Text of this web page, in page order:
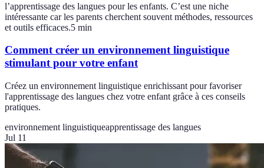
l’apprentissage des langues pour les enfants. C’est une niche
intéressante car les parents cherchent souvent méthodes, ressources
et outils efficaces.5 min
Comment créer un environnement linguistique
stimulant pour votre enfant
Créez un environnement linguistique enrichissant pour favoriser
l'apprentissage des langues chez votre enfant grâce à ces conseils
pratiques.
environnement linguistiqueapprentissage des langues
Jul 11